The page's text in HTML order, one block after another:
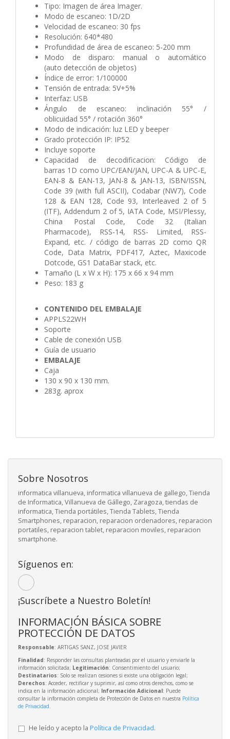
Tipo: Imagen de área Imager.
Modo de escaneo: 1D/2D
Velocidad de escaneo: 30 fps
Resolución: 640*480
Profundidad de área de escaneo: 5-200 mm
Modo de disparo: manual o automático
(auto detección de objetos)
Índice de error: 1/100000
Tensión de entrada: 5V+5%
Interfaz: USB
Ángulo de escaneo: inclinación 55° /
oblicuidad 55° / rotación 360°
Modo de indicación: luz LED y beeper
Grado protección IP: IP52
Incluye soporte
Capacidad de decodificacion: Código de
barras 1D como UPC/EAN/JAN, UPC-A & UPC-E,
EAN-8 & EAN-13, JAN-8 & JAN-13, ISBN/ISSN,
Code 39 (with full ASCII), Codabar (NW7), Code
128 & EAN 128, Code 93, Interleaved 2 of 5
(ITF), Addendum 2 of 5, IATA Code, MSI/Plessy,
China Postal Code, Code 32 (Italian
Pharmacode), RSS-14, RSS- Limited, RSS-
Expand, etc. / código de barras 2D como QR
Code, Data Matrix, PDF417, Aztec, Maxicode
Dotcode, GS1 DataBar stack, etc.
Tamaño (L x W x H): 175 x 66 x 94 mm
Peso: 183 g
CONTENIDO DEL EMBALAJE
APPLS22WH
Soporte
Cable de conexión USB
Guía de usuario
EMBALAJE
Caja
130 x 90 x 130 mm.
283g. aprox
Sobre Nosotros
informatica villanueva, informatica villanueva de gallego, Tienda
de Informatica, Villanueva de Gállego, Zaragoza, tiendas de
informatica, Tienda portátiles, Tienda Tablets, Tienda
Smartphones, reparacion, reparacion ordenadores, reparacion
portatiles, reparacion tablet, reparacion moviles, reparacion
smartphone.
Síguenos en:
¡Suscríbete a Nuestro Boletín!
INFORMACIÓN BÁSICA SOBRE
PROTECCIÓN DE DATOS
Responsable: ARTIGAS SANZ, JOSE JAVIER
Finalidad: Responder las consultas planteadas por el usuario y enviarle la
información solicitada; Legitimación: Consentimiento del usuario;
Destinatarios: Solo se realizan cesiones si existe una obligación legal;
Derechos: Acceder, rectificar y suprimir, así como otros derechos, como se
indica en la información adicional; Información Adicional: Puede
consultar la información completa de Protección de Datos en nuestra Política
de Privacidad
He leído y acepto la Política de Privacidad.